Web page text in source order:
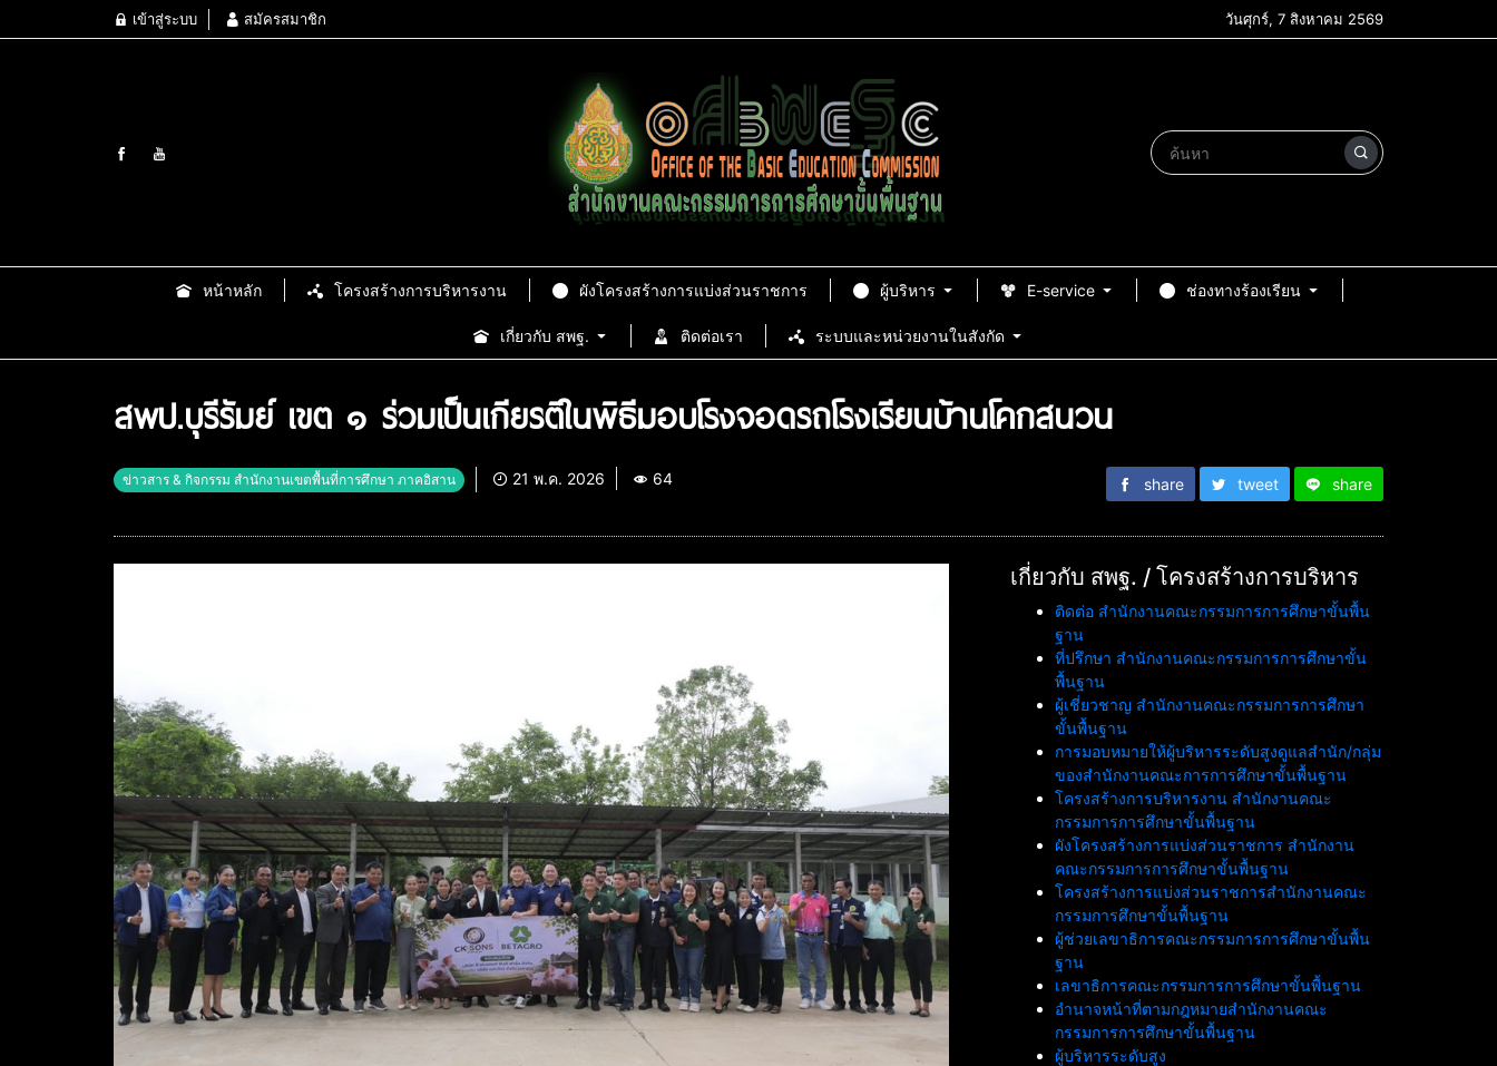
เข้าสู่ระบบ สมัครสมาชิก วันศุกร์, 7 สิงหาคม 2569
หน้าหลัก โครงสร้างการบริหารงาน ผังโครงสร้างการแบ่งส่วนราชการ ผู้บริหาร E-service ช่องทางร้องเรียน
เกี่ยวกับ สพฐ. ติดต่อเรา ระบบและหน่วยงานในสังกัด
สพป.บุรีรัมย์ เขต ๑ ร่วมเป็นเกียรติในพิธีมอบโรงจอดรถโรงเรียนบ้านโคกสนวน
ข่าวสาร & กิจกรรม สำนักงานเขตพื้นที่การศึกษา ภาคอิสาน 21 พ.ค. 2026 64 share tweet share
เกี่ยวกับ สพฐ. / โครงสร้างการบริหาร
ติดต่อ สำนักงานคณะกรรมการการศึกษาขั้นพื้น
ฐาน
ที่ปรึกษา สำนักงานคณะกรรมการการศึกษาขั้น
พื้นฐาน
ผู้เชี่ยวชาญ สำนักงานคณะกรรมการการศึกษา
ขั้นพื้นฐาน
การมอบหมายให้ผู้บริหารระดับสูงดูแลสำนัก/กลุ่ม
ของสำนักงานคณะการการศึกษาขั้นพื้นฐาน
โครงสร้างการบริหารงาน สำนักงานคณะ
กรรมการการศึกษาขั้นพื้นฐาน
ผังโครงสร้างการแบ่งส่วนราชการ สำนักงาน
คณะกรรมการการศึกษาขั้นพื้นฐาน
โครงสร้างการแบ่งส่วนราชการสำนักงานคณะ
กรรมการศึกษาขั้นพื้นฐาน
ผู้ช่วยเลขาธิการคณะกรรมการการศึกษาขั้นพื้น
ฐาน
เลขาธิการคณะกรรมการการศึกษาขั้นพื้นฐาน
อำนาจหน้าที่ตามกฎหมายสำนักงานคณะ
กรรมการการศึกษาขั้นพื้นฐาน
ผู้บริหารระดับสูง